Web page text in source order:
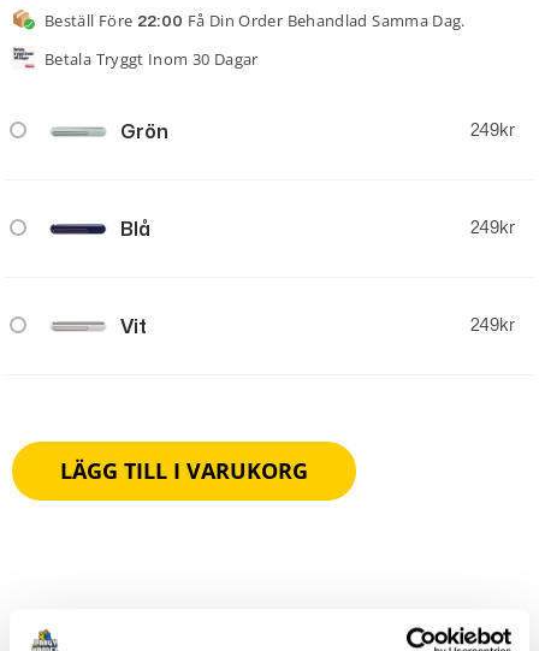
Beställ Före 22:00 Få Din Order Behandlad Samma Dag.
Betala Tryggt Inom 30 Dagar
Grön 249kr
Blå 249kr
Vit 249kr
LÄGG TILL I VARUKORG
Produktbeskrivning